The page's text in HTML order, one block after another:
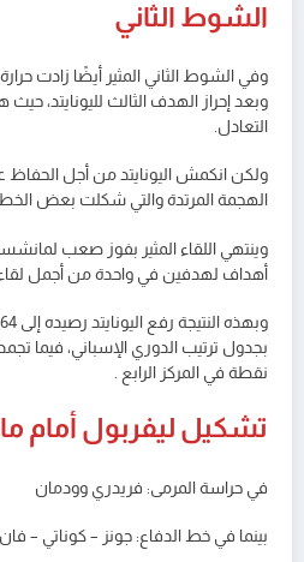
الشوط الثاني
وفي الشوط الثاني المثير أيضًا زادت
وبعد إحراز الهدف الثالث لليونايتد،
التعادل.
ولكن انكمش اليونايتد من أجل الحفاظ
الهجمة المرتدة والتي شكلت بعض
وينتهي اللقاء المثير بفوز صعب
أهداف لهدفين في واحدة من أجمل
نقطة في المركز الرابع .
تشكيل ليفربول أمام
في حراسة المرمى: فريدري وودمان
بينما في خط الدفاع: جونز – كوناتي –